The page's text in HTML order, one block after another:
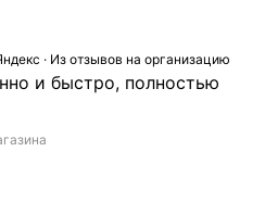
· Из отзывов на организацию
и быстро, полностью